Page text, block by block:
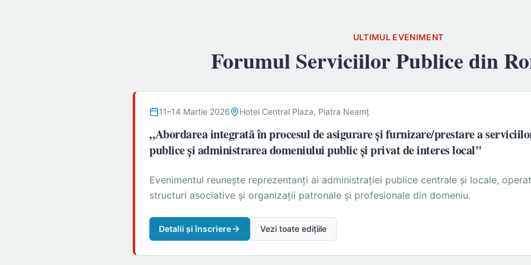
ULTIMUL EVENIMENT
Forumul Serviciilor Publice din
11–14 Martie 2026 Hotel Central Plaza, Piatra Neamț
„Abordarea integrată în procesul de asigurare și furnizare/prestare a
publice și administrarea domeniului public și privat de interes local"
Evenimentul reunește reprezentanți ai administrației publice centrale și locale,
structuri asociative și organizații patronale și profesionale din domeniu.
Detalii și înscriere Vezi toate edițiile